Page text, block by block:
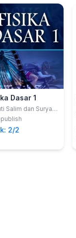
Dasar 1
Salim dan Suryani
2/2